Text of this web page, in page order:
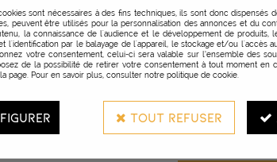
BEAUTY
LIME
LOT DE 13
Limes 4 côtés
sont nécessaires à des fins techniques, ils sont donc dispensés
peuvent être utilisés pour la personnalisation des annonces et du
la connaissance de l'audience et le développement de produits,
l'identification par le balayage de l'appareil, le stockage et/ou l'accès
votre consentement, celui-ci sera valable sur l’ensemble des
de la possibilité de retirer votre consentement à tout moment en
page. Pour en savoir plus, consulter notre politique de cookie.
TOUT REFUSER